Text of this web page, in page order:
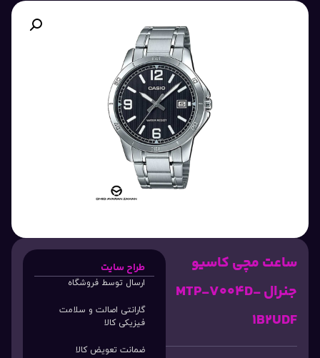
ساعت مچی کاسیو
جنرال MTP-V004D-
1B2UDF
طراح سایت
ارسال توسط فروشگاه
گارانتی اصالت و سلامت
فیزیکی کالا
ضمانت تعویض کالا